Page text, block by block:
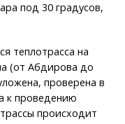
под 30 градусов,
теплотрасса на
(от Абдирова до
проверена в
к проведению
происходит